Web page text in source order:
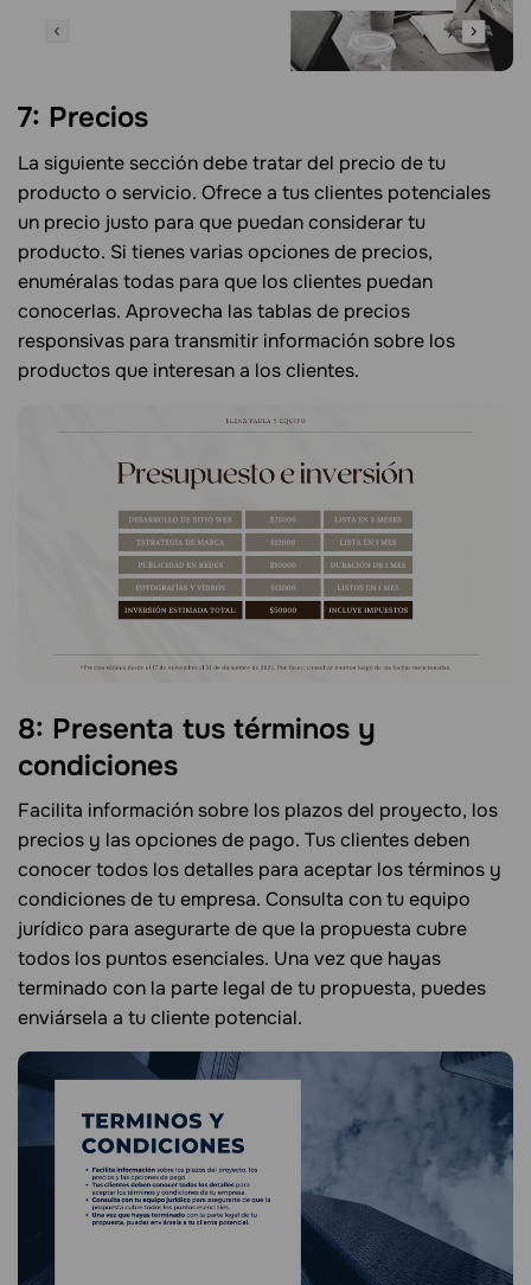
7: Precios
La siguiente sección debe tratar del precio de tu
producto o servicio. Ofrece a tus clientes potenciales
un precio justo para que puedan considerar tu
producto. Si tienes varias opciones de precios,
enuméralas todas para que los clientes puedan
conocerlas. Aprovecha las tablas de precios
responsivas para transmitir información sobre los
productos que interesan a los clientes.
8: Presenta tus términos y
condiciones
Facilita información sobre los plazos del proyecto, los
precios y las opciones de pago. Tus clientes deben
conocer todos los detalles para aceptar los términos y
condiciones de tu empresa. Consulta con tu equipo
jurídico para asegurarte de que la propuesta cubre
todos los puntos esenciales. Una vez que hayas
terminado con la parte legal de tu propuesta, puedes
enviársela a tu cliente potencial.